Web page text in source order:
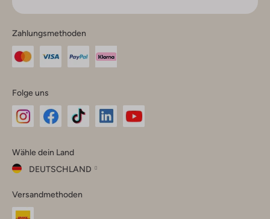
Zahlungsmethoden
Folge uns
Instagram
Facebook
TikTok
Wähle dein Land
DEUTSCHLAND
dein
Land
Versandmethoden